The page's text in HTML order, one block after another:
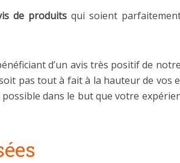
de produitsqui soient
d’un avis très positif de
pas tout à fait à la hauteur de vos
dans le but que votre